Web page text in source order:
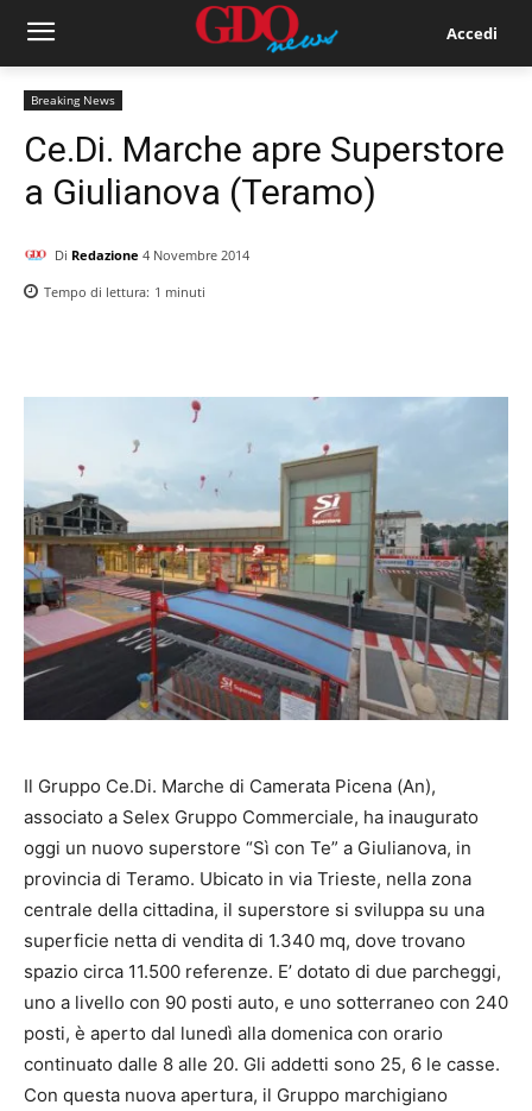
Accedi
Breaking News
Ce.Di. Marche apre Superstore
a Giulianova (Teramo)
Di Redazione 4 Novembre 2014
Tempo di lettura: 1 minuti
Il Gruppo Ce.Di. Marche di Camerata Picena (An),
associato a Selex Gruppo Commerciale, ha inaugurato
oggi un nuovo superstore “Sì con Te” a Giulianova, in
provincia di Teramo. Ubicato in via Trieste, nella zona
centrale della cittadina, il superstore si sviluppa su una
superficie netta di vendita di 1.340 mq, dove trovano
spazio circa 11.500 referenze. E’ dotato di due parcheggi,
uno a livello con 90 posti auto, e uno sotterraneo con 240
posti, è aperto dal lunedì alla domenica con orario
continuato dalle 8 alle 20. Gli addetti sono 25, 6 le casse.
Con questa nuova apertura, il Gruppo marchigiano